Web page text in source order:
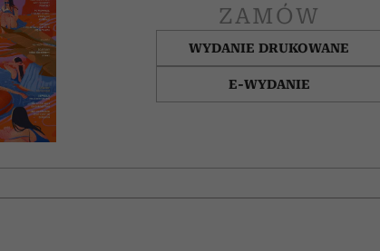
ZAMÓW
WYDANIE DRUKOWANE
E-WYDANIE